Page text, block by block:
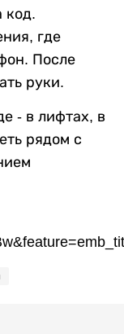
код.
где
После
руки.
- в лифтах, в
рядом с